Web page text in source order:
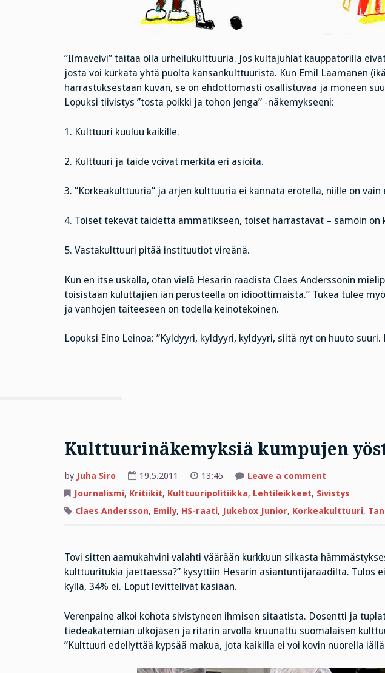
”Ilmaveivi” taitaa olla urheilukulttuuria. Jos kultajuhlat kauppatorilla
josta voi kurkata yhtä puolta kansankulttuurista. Kun Emil Laamanen
harrastuksestaan kuvan, se on ehdottomasti osallistuvaa ja moneen
Lopuksi tiivistys ”tosta poikki ja tohon jenga” -näkemykseeni:
1. Kulttuuri kuuluu kaikille.
2. Kulttuuri ja taide voivat merkitä eri asioita.
3. ”Korkeakulttuuria” ja arjen kulttuuria ei kannata erotella, niille on
4. Toiset tekevät taidetta ammatikseen, toiset harrastavat – samoin on
5. Vastakulttuuri pitää instituutiot vireänä.
Kun en itse uskalla, otan vielä Hesarin raadista Claes Anderssonin
toisistaan kuluttajien iän perusteella on idioottimaista.” Tukea tulee
ja vanhojen taiteeseen on todella keinotekoinen.
Lopuksi Eino Leinoa: ”Kyldyyri, kyldyyri, kyldyyri, siitä nyt on huuto
Kulttuurinäkemyksiä kumpujen
by Juha Siro 19.5.2011 13:45 Leave a commenton
kumpujen
yöstä
Journalismi, Kritiikit, Kulttuuripolitiikka, Lehtileikkeet, Sivistys
Claes Andersson, Emily, HS-raati, Jukebox Junior, Korkeakulttuuri,
Tovi sitten aamukahvini valahti väärään kurkkuun silkasta
kulttuuritukia jaettaessa?” kysyttiin Hesarin asiantuntijaraadilta. Tulos
kyllä, 34% ei. Loput levittelivät käsiään.
Verenpaine alkoi kohota sivistyneen ihmisen sitaatista. Dosentti ja
tiedeakatemian ulkojäsen ja ritarin arvolla kruunattu suomalaisen
”Kulttuuri edellyttää kypsää makua, jota kaikilla ei voi kovin nuorella iällä